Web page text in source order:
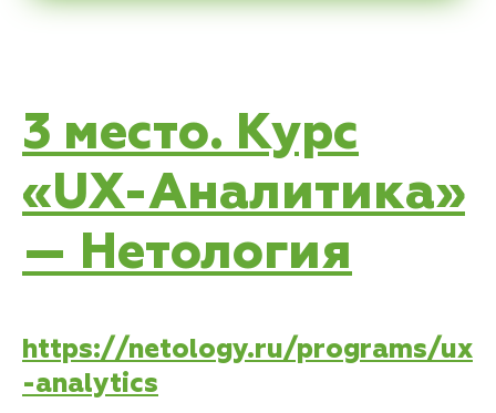
3 место. Курс
«UX-Аналитика»
— Нетология
https://netology.ru/programs/ux
-analytics